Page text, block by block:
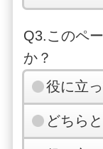
Q3.このペ
か？
役に立
どちら